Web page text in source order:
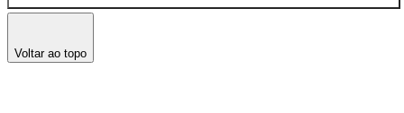
Voltar ao topo